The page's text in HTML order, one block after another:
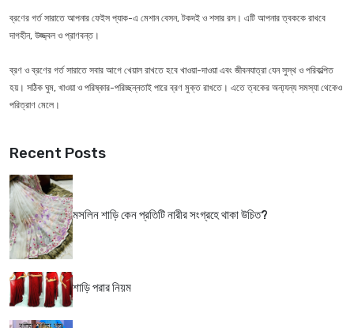
ব্রণের গর্ত সারাতে আপনার ফেইস প্যাক-এ মেশান বেসন, টকদই ও শসার রস। এটি আপনার ত্বককে রাখবে
দাগহীন, উজ্জ্বল ও প্রাণবন্ত।
ব্রণ ও ব্রণের গর্ত সারাতে সবার আগে খেয়াল রাখতে হবে খাওয়া-দাওয়া এবং জীবনযাত্রা যেন সুস্থ ও পরিকল্পিত
হয়। সঠিক ঘুম, খাওয়া ও পরিষ্কার-পরিচ্ছন্নতাই পারে ব্রণ মুক্ত রাখতে। এতে ত্বকের অন্য্যন্য সমস্যা থেকেও
পরিত্রাণ মেলে।
Recent Posts
মসলিন শাড়ি কেন প্রতিটি নারীর সংগ্রহে থাকা উচিত?
শাড়ি পরার নিয়ম